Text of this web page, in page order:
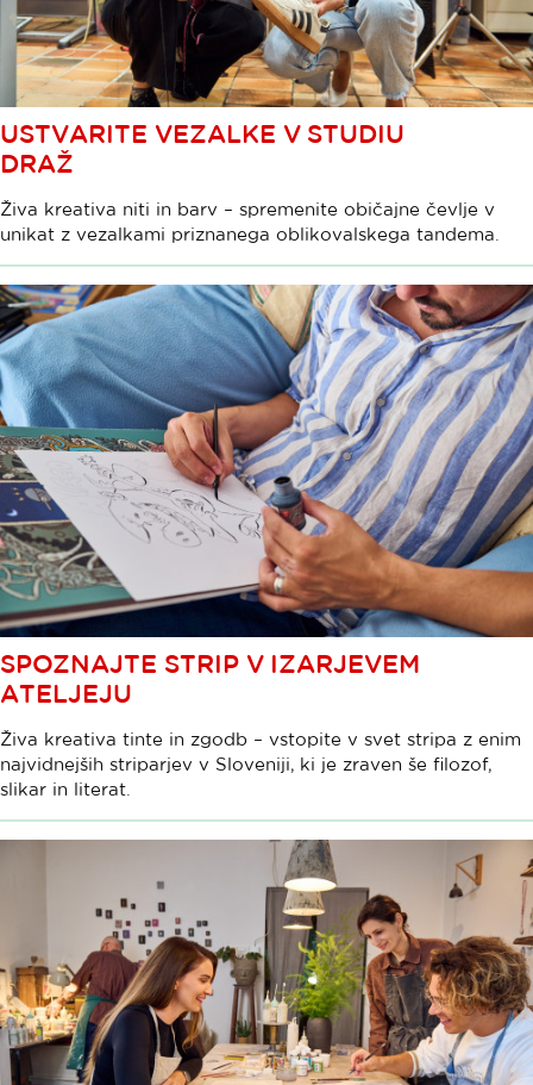
USTVARITE VEZALKE V STUDIU
DRAŽ
Živa kreativa niti in barv – spremenite običajne čevlje v
unikat z vezalkami priznanega oblikovalskega tandema.
SPOZNAJTE STRIP V IZARJEVEM
ATELJEJU
Živa kreativa tinte in zgodb – vstopite v svet stripa z enim
najvidnejših striparjev v Sloveniji, ki je zraven še filozof,
slikar in literat.